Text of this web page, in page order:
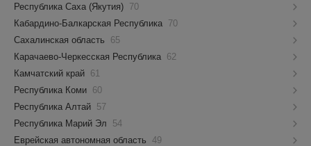
Республика Саха (Якутия) 70
Кабардино-Балкарская Республика 70
Сахалинская область
65
Карачаево-Черкесская Республика 62
Камчатский край 61
Республика Коми 60
Республика Алтай 57
Республика Марий Эл
54
Еврейская автономная область 49